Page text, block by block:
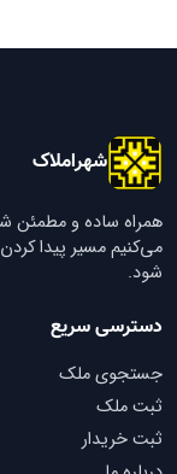
شهراملاک
همراه ساده و مطمئن
می‌کنیم مسیر پیدا
شود.
دسترسی سریع
جستجوی ملک
ثبت ملک
ثبت خریدار